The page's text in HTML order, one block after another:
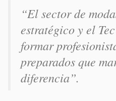
“El sector de
estratégico y el
formar
preparados que
diferencia”.